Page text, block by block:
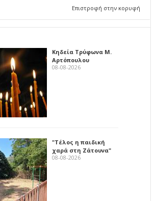
Επιστροφή στην κορυφή
Κηδεία Τρύφωνα Μ.
Αρτόπουλου
08-08-2026
"Τέλος η παιδική
χαρά στη Ζάτουνα"
08-08-2026